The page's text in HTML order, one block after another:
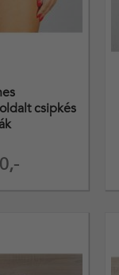
csipkés